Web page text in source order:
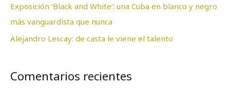
Exposición ‘Black and White’: una Cuba en blanco y negro
más vanguardista que nunca
Alejandro Lescay: de casta le viene el talento
Comentarios recientes